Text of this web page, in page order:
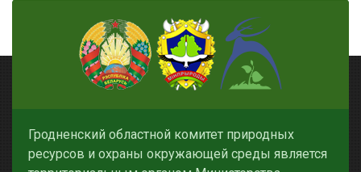
Гродненский областной комитет природных
ресурсов и охраны окружающей среды является